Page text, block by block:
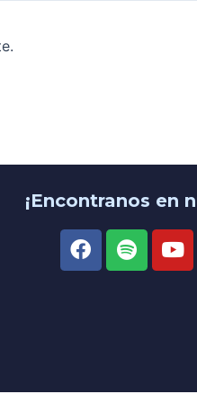
¡Encontranos en